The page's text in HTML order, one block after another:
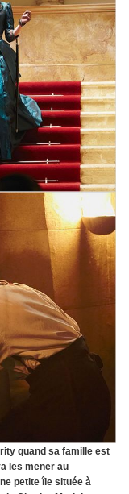
quand sa famille est
les mener au
petite île située à